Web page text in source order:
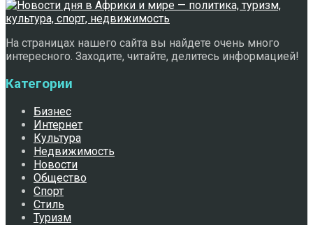
На страницах нашего сайта вы найдете очень много
интересного. Заходите, читайте, делитесь информацией!
Категории
Бизнес
Интернет
Культура
Недвижимость
Новости
Общество
Спорт
Стиль
Туризм